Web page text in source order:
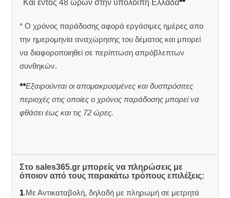
Και εντός 48 ωρών στην υπόλοιπη Ελλάδα**
* Ο χρόνος παράδοσης αφορά εργάσιμες ημέρες απο
την ημερομηνία αναχώρησης του δέματος και μπορεί
να διαφοροποιηθεί σε περίπτωση απρόβλεπτων
συνθηκών.
**Εξαιρούνται οι απομακρυσμένες και δυσπρόσιτες
περιοχές στις οποίες ο χρόνος παράδοσης μπορεί να
φθάσει έως και τις 72 ώρες.
Στο sales365.gr μπορείς να πληρώσεις με
όποιον από τους παρακάτω τρόπους επιλέξεις:
1.Με Αντικαταβολή, δηλαδή με πληρωμή σε μετρητά